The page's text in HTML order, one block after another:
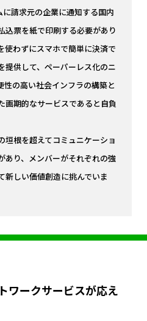
請求元の企業に通知する国内
込票を紙で印刷する必要があり
使わずにスマホで簡単に決済で
提供して、ペーパーレス化のニ
性の高い社会インフラの構築と
画期的なサービスであると自負
垣根を超えてコミュニケーショ
あり、メンバーがそれぞれの強
新しい価値創造に挑んでいま
ワークサービスが応え